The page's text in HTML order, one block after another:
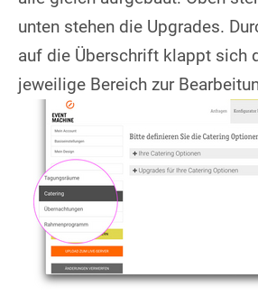
unten stehen die Upgrades.
auf die Überschrift klappt sich
jeweilige Bereich zur